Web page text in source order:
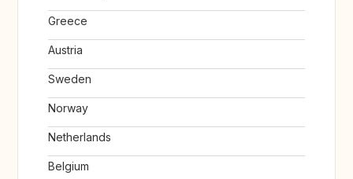
Greece
Austria
Sweden
Norway
Netherlands
Belgium